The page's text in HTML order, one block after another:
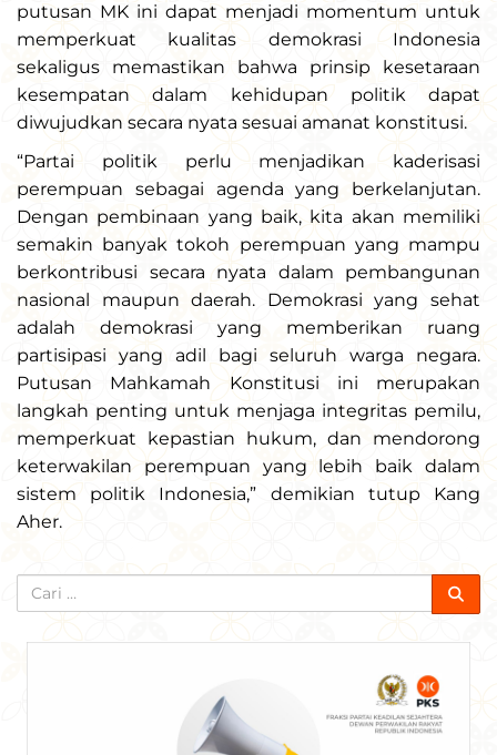
putusan MK ini dapat menjadi momentum untuk
memperkuat kualitas demokrasi Indonesia
sekaligus memastikan bahwa prinsip kesetaraan
kesempatan dalam kehidupan politik dapat
diwujudkan secara nyata sesuai amanat konstitusi.
“Partai politik perlu menjadikan kaderisasi
perempuan sebagai agenda yang berkelanjutan.
Dengan pembinaan yang baik, kita akan memiliki
semakin banyak tokoh perempuan yang mampu
berkontribusi secara nyata dalam pembangunan
nasional maupun daerah. Demokrasi yang sehat
adalah demokrasi yang memberikan ruang
partisipasi yang adil bagi seluruh warga negara.
Putusan Mahkamah Konstitusi ini merupakan
langkah penting untuk menjaga integritas pemilu,
memperkuat kepastian hukum, dan mendorong
keterwakilan perempuan yang lebih baik dalam
sistem politik Indonesia,” demikian tutup Kang
Aher.